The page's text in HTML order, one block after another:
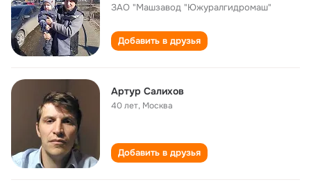
ЗАО "Машзавод "Южуралгидромаш"
Добавить в друзья
Артур Салихов
40 лет, Москва
Добавить в друзья